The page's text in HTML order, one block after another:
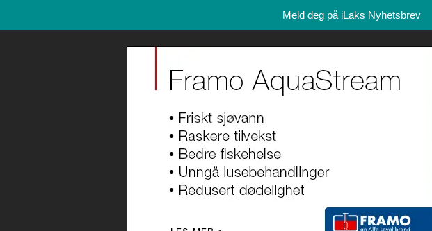
Meld deg på iLaks Nyhetsbrev